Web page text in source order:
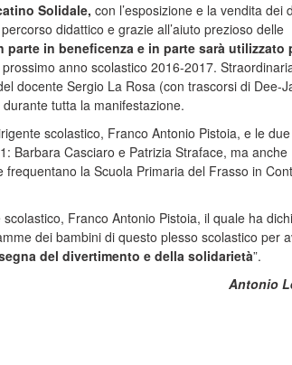
Solidale, con l’esposizione e la vendita dei
didattico e grazie all’aiuto prezioso delle
in beneficenza e in parte sarà utilizzato
anno scolastico 2016-2017.
docente Sergio La Rosa (con trascorsi di Dee-
tutta la manifestazione.
scolastico, Franco Antonio Pistoia, e le due
Barbara Casciaro e Patrizia Straface, ma anche
la Scuola Primaria del Frasso in
Franco Antonio Pistoia, il quale ha
dei bambini di questo plesso scolastico per
del divertimento e della solidarietà”.
Antonio